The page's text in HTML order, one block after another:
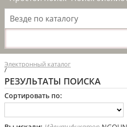
Везде по каталогу
Электронный каталог
/
РЕЗУЛЬТАТЫ ПОИСКА
Сортировать по: